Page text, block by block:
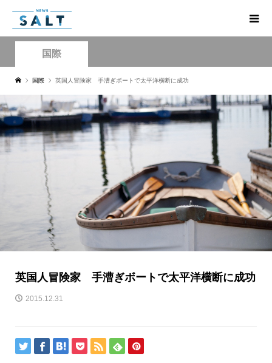
国際
国際 英国人冒険家 手漕ぎボートで太平洋横断に成功
英国人冒険家 手漕ぎボートで太平洋横断に成功
2015.12.31